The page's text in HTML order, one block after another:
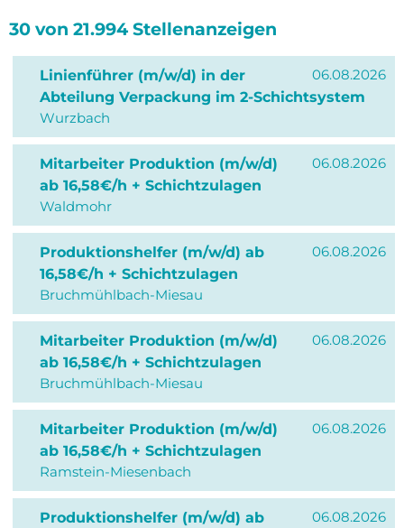
30 von 21.994 Stellenanzeigen
06.08.2026
Linienführer (m/w/d) in der
Abteilung Verpackung im 2-Schichtsystem
Wurzbach
06.08.2026
Mitarbeiter Produktion (m/w/d)
ab 16,58€/h + Schichtzulagen
Waldmohr
06.08.2026
Produktionshelfer (m/w/d) ab
16,58€/h + Schichtzulagen
Bruchmühlbach-Miesau
06.08.2026
Mitarbeiter Produktion (m/w/d)
ab 16,58€/h + Schichtzulagen
Bruchmühlbach-Miesau
06.08.2026
Mitarbeiter Produktion (m/w/d)
ab 16,58€/h + Schichtzulagen
Ramstein-Miesenbach
06.08.2026
Produktionshelfer (m/w/d) ab